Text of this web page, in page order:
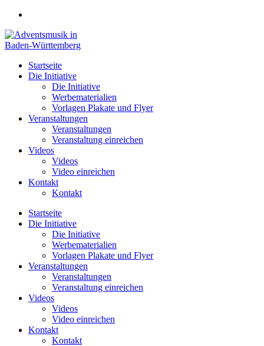
Zum
springen
Startseite
Die Initiative
Die Initiative
Werbematerialien
Vorlagen Plakate und Flyer
Veranstaltungen
Veranstaltungen
Veranstaltung einreichen
Videos
Videos
Video einreichen
Kontakt
Kontakt
Startseite
Die Initiative
Die Initiative
Werbematerialien
Vorlagen Plakate und Flyer
Veranstaltungen
Veranstaltungen
Veranstaltung einreichen
Videos
Videos
Video einreichen
Kontakt
Kontakt